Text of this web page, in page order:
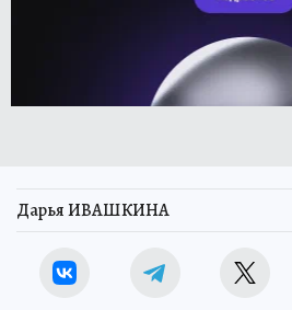
Дарья ИВАШКИНА